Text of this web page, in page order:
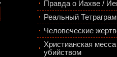
Правда о Йахве /
Реальный
Человеческие
Христианская
убийством